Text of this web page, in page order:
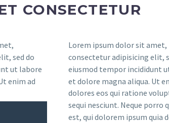
CONSECTETUR
sed do
ut labore
enim ad
Lorem ipsum dolor sit amet,
consectetur adipisicing elit,
eiusmod tempor incididunt
et dolore magna aliqua. Ut
dolores eos qui ratione
sequi nesciunt. Neque porro
est, qui dolorem ipsum quia